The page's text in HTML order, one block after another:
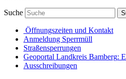
Suche
Öffnungszeiten und Kontakt
Anmeldung Sperrmüll
Straßensperrungen
Geoportal Landkreis Bamberg:
Ausschreibungen